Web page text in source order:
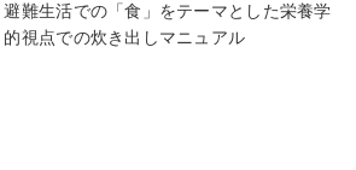
避難生活での「食」をテーマとした栄養学
的視点での炊き出しマニュアル